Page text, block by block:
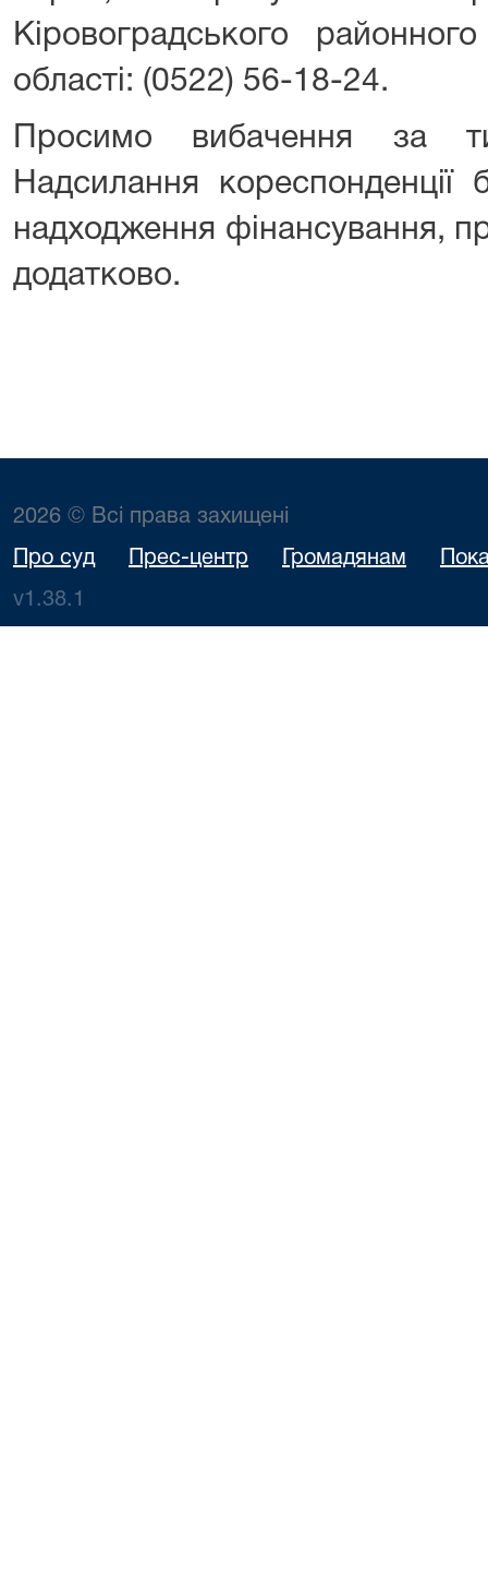
Кіровоградського
області: (0522) 56-18-24.
Просимо вибачення за
Надсилання кореспонденції
надходження фінансування,
додатково.
2026 © Всі права захищені
Про суд Прес-центр Громадянам
v1.38.1